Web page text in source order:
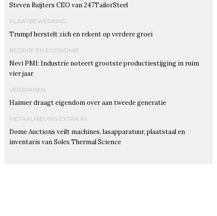
Steven Ruijters CEO van 247TailorSteel
PLAATBEWERKING
Trumpf herstelt zich en rekent op verdere groei
BEDRIJF EN ECONOMIE
Nevi PMI: Industrie noteert grootste productiestijging in ruim
vier jaar
VERSPANEN
Haimer draagt eigendom over aan tweede generatie
METAALNIEUWS EXTRA IM
Dome Auctions veilt machines, lasapparatuur, plaatstaal en
inventaris van Solex Thermal Science